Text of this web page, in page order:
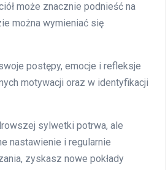
może znacznie podnieść na
można wymieniać się
postępy, emocje i refleksje
motywacji oraz w identyfikacji
sylwetki potrwa, ale
nastawienie i regularnie
zyskasz nowe pokłady